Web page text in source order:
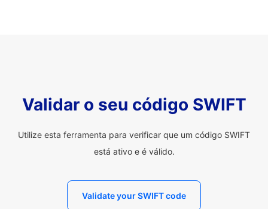
Validar o seu código SWIFT
Utilize esta ferramenta para verificar que um código SWIFT
está ativo e é válido.
Validate your SWIFT code